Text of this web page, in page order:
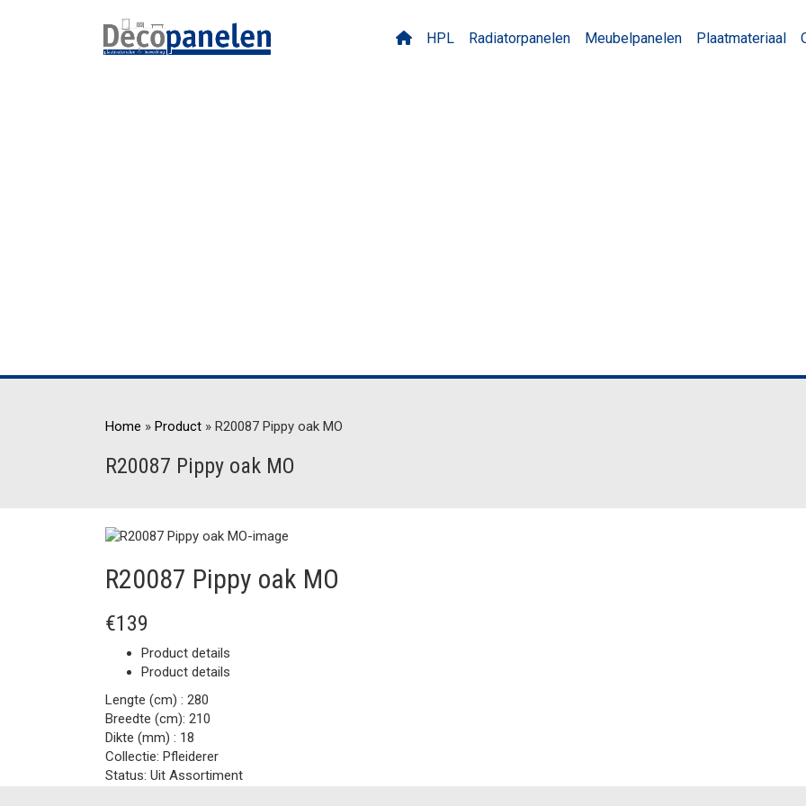
HPL Radiatorpanelen Meubelpanelen Plaatmateriaal
Home » Product » R20087 Pippy oak MO
R20087 Pippy oak MO
R20087 Pippy oak MO
€139
Product details
Product details
Lengte (cm) : 280
Breedte (cm): 210
Dikte (mm) : 18
Collectie: Pfleiderer
Status: Uit Assortiment